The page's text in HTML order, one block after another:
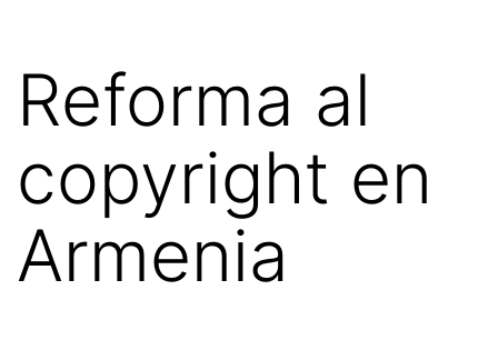
Reforma al
copyright en
Armenia